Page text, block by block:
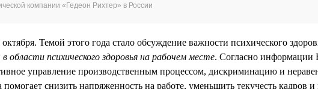
компании «Гедеон Рихтер» в России
Темой этого года стало обсуждение важности психического
психического здоровья на рабочем месте. Согласно информации
управление производственным процессом, дискриминацию и
снизить напряженность на работе, уменьшить текучесть кадров